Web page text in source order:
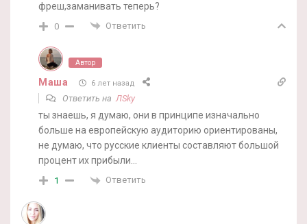
фреш,заманивать теперь?
0 Ответить
Автор
Маша 6 лет назад
Ответить наЛSky
ты знаешь, я думаю, они в принципе изначально
больше на европейскую аудиторию ориентированы,
не думаю, что русские клиенты составляют большой
процент их прибыли…
1 Ответить